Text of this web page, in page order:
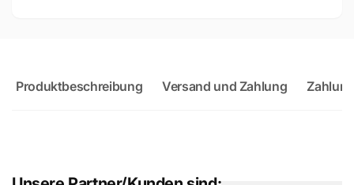
Produktbeschreibung Versand und Zahlung